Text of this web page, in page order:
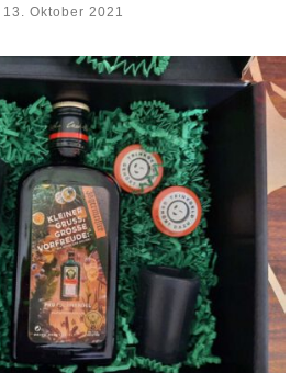
13. Oktober 2021